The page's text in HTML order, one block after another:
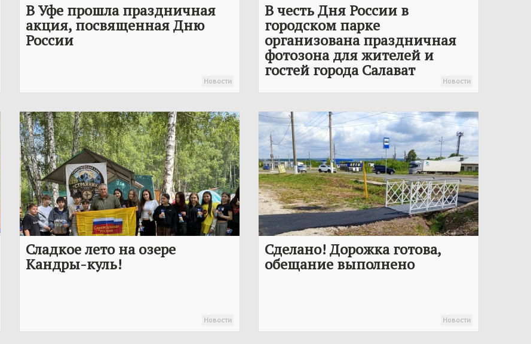
В Уфе прошла праздничная
акция, посвященная Дню
России
Новости
В честь Дня России в
городском парке
организована праздничная
фотозона для жителей и
гостей города Салават
Новости
Сладкое лето на озере
Кандры-куль!
Новости
Сделано! Дорожка готова,
обещание выполнено
Новости